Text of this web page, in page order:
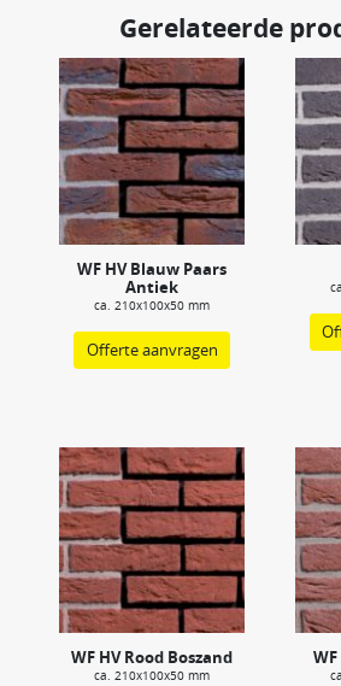
Gerelateerde
WF HV Blauw Paars
Antiek
ca. 210x100x50 mm
Offerte aanvragen
WF HV Rood Boszand
ca. 210x100x50 mm